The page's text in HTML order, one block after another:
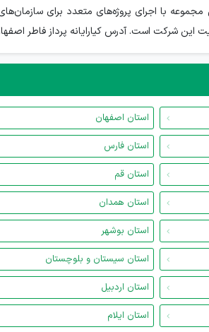
شرکت است. آدرس کیارایانه پرداز فاطر اصفهان،
استان اصفهان
استان فارس
استان قم
استان همدان
استان بوشهر
استان سیستان و بلوچستان
استان اردبیل
استان ایلام